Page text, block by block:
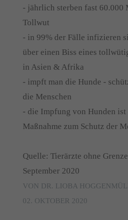
- jährlich sterben fast 60.000
Tollwut
- in 99% der Fälle infizieren
über einen Biss eines
in Asien & Afrika
- impft man die Hunde -
die Menschen
- die Impfung von Hunden
Maßnahme zum Schutz der
Quelle: Tierärzte ohne
September 2020
VON DR. LIOBA
02. OKTOBER 2020